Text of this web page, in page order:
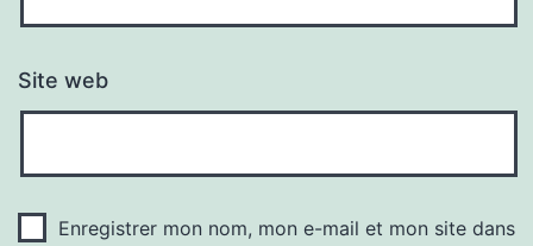
Site web
Enregistrer mon nom, mon e-mail et mon site dans